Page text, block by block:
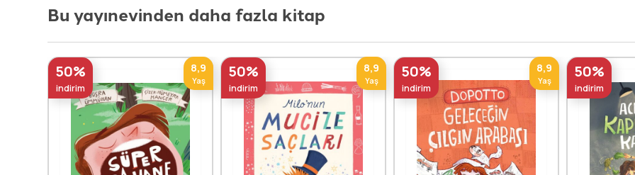
Bu yayınevinden daha fazla kitap
50%
indirim
8,9
Yaş 50%
indirim
8,9
Yaş 50%
indirim
8,9
Yaş 50%
indirim